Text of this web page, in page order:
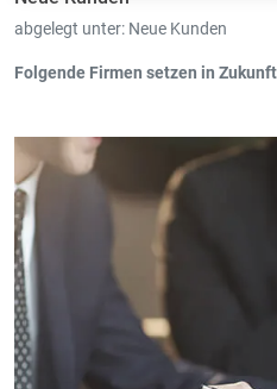
abgelegt unter: Neue Kunden
Folgende Firmen setzen in
10/2021
Eneco, Contern (Book-in,
Board-in) ab 09/2021
Butzebuerg, Differdange
Fiduciaire Stähle, Wasserbillig